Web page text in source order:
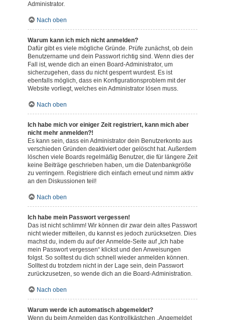
Administrator.
Nach oben
Warum kann ich mich nicht anmelden?
Dafür gibt es viele mögliche Gründe. Prüfe zunächst, ob dein
Benutzername und dein Passwort richtig sind. Wenn dies der
Fall ist, wende dich an einen Board-Administrator, um
sicherzugehen, dass du nicht gesperrt wurdest. Es ist
ebenfalls möglich, dass ein Konfigurationsproblem mit der
Website vorliegt, welches ein Administrator lösen muss.
Nach oben
Ich habe mich vor einiger Zeit registriert, kann mich aber
nicht mehr anmelden?!
Es kann sein, dass ein Administrator dein Benutzerkonto aus
verschieden Gründen deaktiviert oder gelöscht hat. Außerdem
löschen viele Boards regelmäßig Benutzer, die für längere Zeit
keine Beiträge geschrieben haben, um die Datenbankgröße
zu verringern. Registriere dich einfach erneut und nimm aktiv
an den Diskussionen teil!
Nach oben
Ich habe mein Passwort vergessen!
Das ist nicht schlimm! Wir können dir zwar dein altes Passwort
nicht wieder mitteilen, du kannst es jedoch zurücksetzen. Dies
machst du, indem du auf der Anmelde-Seite auf „Ich habe
mein Passwort vergessen“ klickst und den Anweisungen
folgst. So solltest du dich schnell wieder anmelden können.
Solltest du trotzdem nicht in der Lage sein, dein Passwort
zurückzusetzen, so wende dich an die Board-Administration.
Nach oben
Warum werde ich automatisch abgemeldet?
Wenn du beim Anmelden das Kontrollkästchen „Angemeldet